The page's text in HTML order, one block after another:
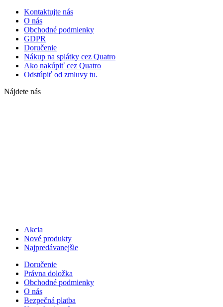
Kontaktujte nás
O nás
Obchodné podmienky
GDPR
Doručenie
Nákup na splátky cez Quatro
Ako nakúpiť cez Quatro
Odstúpiť od zmluvy tu.
Nájdete nás
Akcia
Nové produkty
Najpredávanejšie
Doručenie
Právna doložka
Obchodné podmienky
O nás
Bezpečná platba